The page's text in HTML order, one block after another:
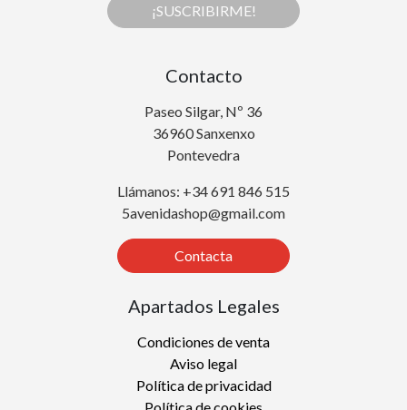
¡SUSCRIBIRME!
Contacto
Paseo Silgar, Nº 36
36960 Sanxenxo
Pontevedra
Llámanos: +34 691 846 515
5avenidashop@gmail.com
Contacta
Apartados Legales
Condiciones de venta
Aviso legal
Política de privacidad
Política de cookies